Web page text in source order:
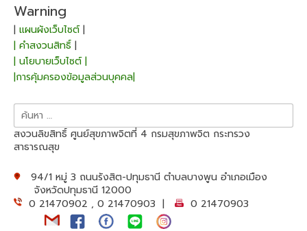
Warning
| แผนผังเว็บไซต์|
| คำสงวนสิทธิ์ |
| นโยบายเว็บไซต์ |
|การคุ้มครองข้อมูลส่วนบุคคล|
ค้นหา
สำหรับ:
สงวนลิขสิทธิ์ ศูนย์สุขภาพจิตที่ 4 กรมสุขภาพจิต กระทรวง
สาธารณสุข
94/1 หมู่ 3 ถนนรังสิต-ปทุมธานี ตำบลบางพูน อำเภอเมือง
จังหวัดปทุมธานี 12000
0 21470902 , 0 21470903 |
0 21470903